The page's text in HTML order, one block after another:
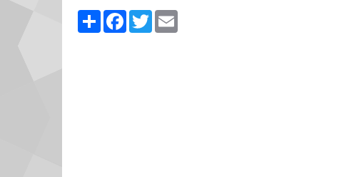
PartagerFacebook
Twitter